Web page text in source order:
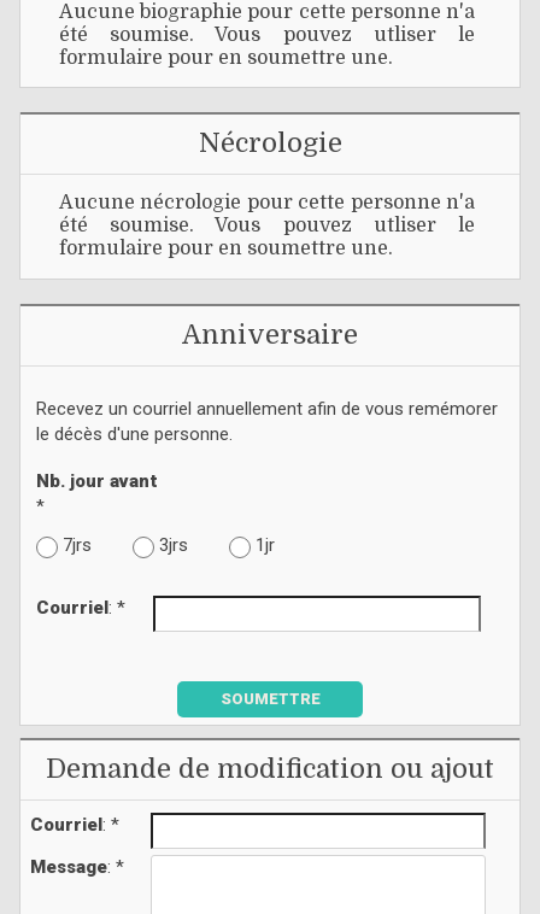
Aucune biographie pour cette personne n'a
été soumise. Vous pouvez utliser le
formulaire pour en soumettre une.
Nécrologie
Aucune nécrologie pour cette personne n'a
été soumise. Vous pouvez utliser le
formulaire pour en soumettre une.
Anniversaire
Recevez un courriel annuellement afin de vous remémorer
le décès d'une personne.
Nb. jour avant
*
7jrs
3jrs 1jr
Courriel : *
SOUMETTRE
Demande de modification ou ajout
Courriel: *
Message: *